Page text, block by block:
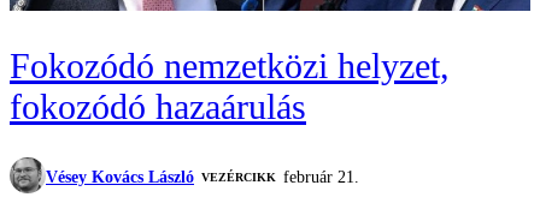
Fokozódó nemzetközi helyzet,
fokozódó hazaárulás
Vésey Kovács László VEZÉRCIKK
február 21.